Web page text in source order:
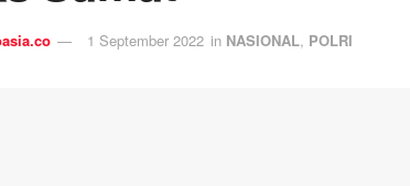
1 September 2022 in NASIONAL, POLRI